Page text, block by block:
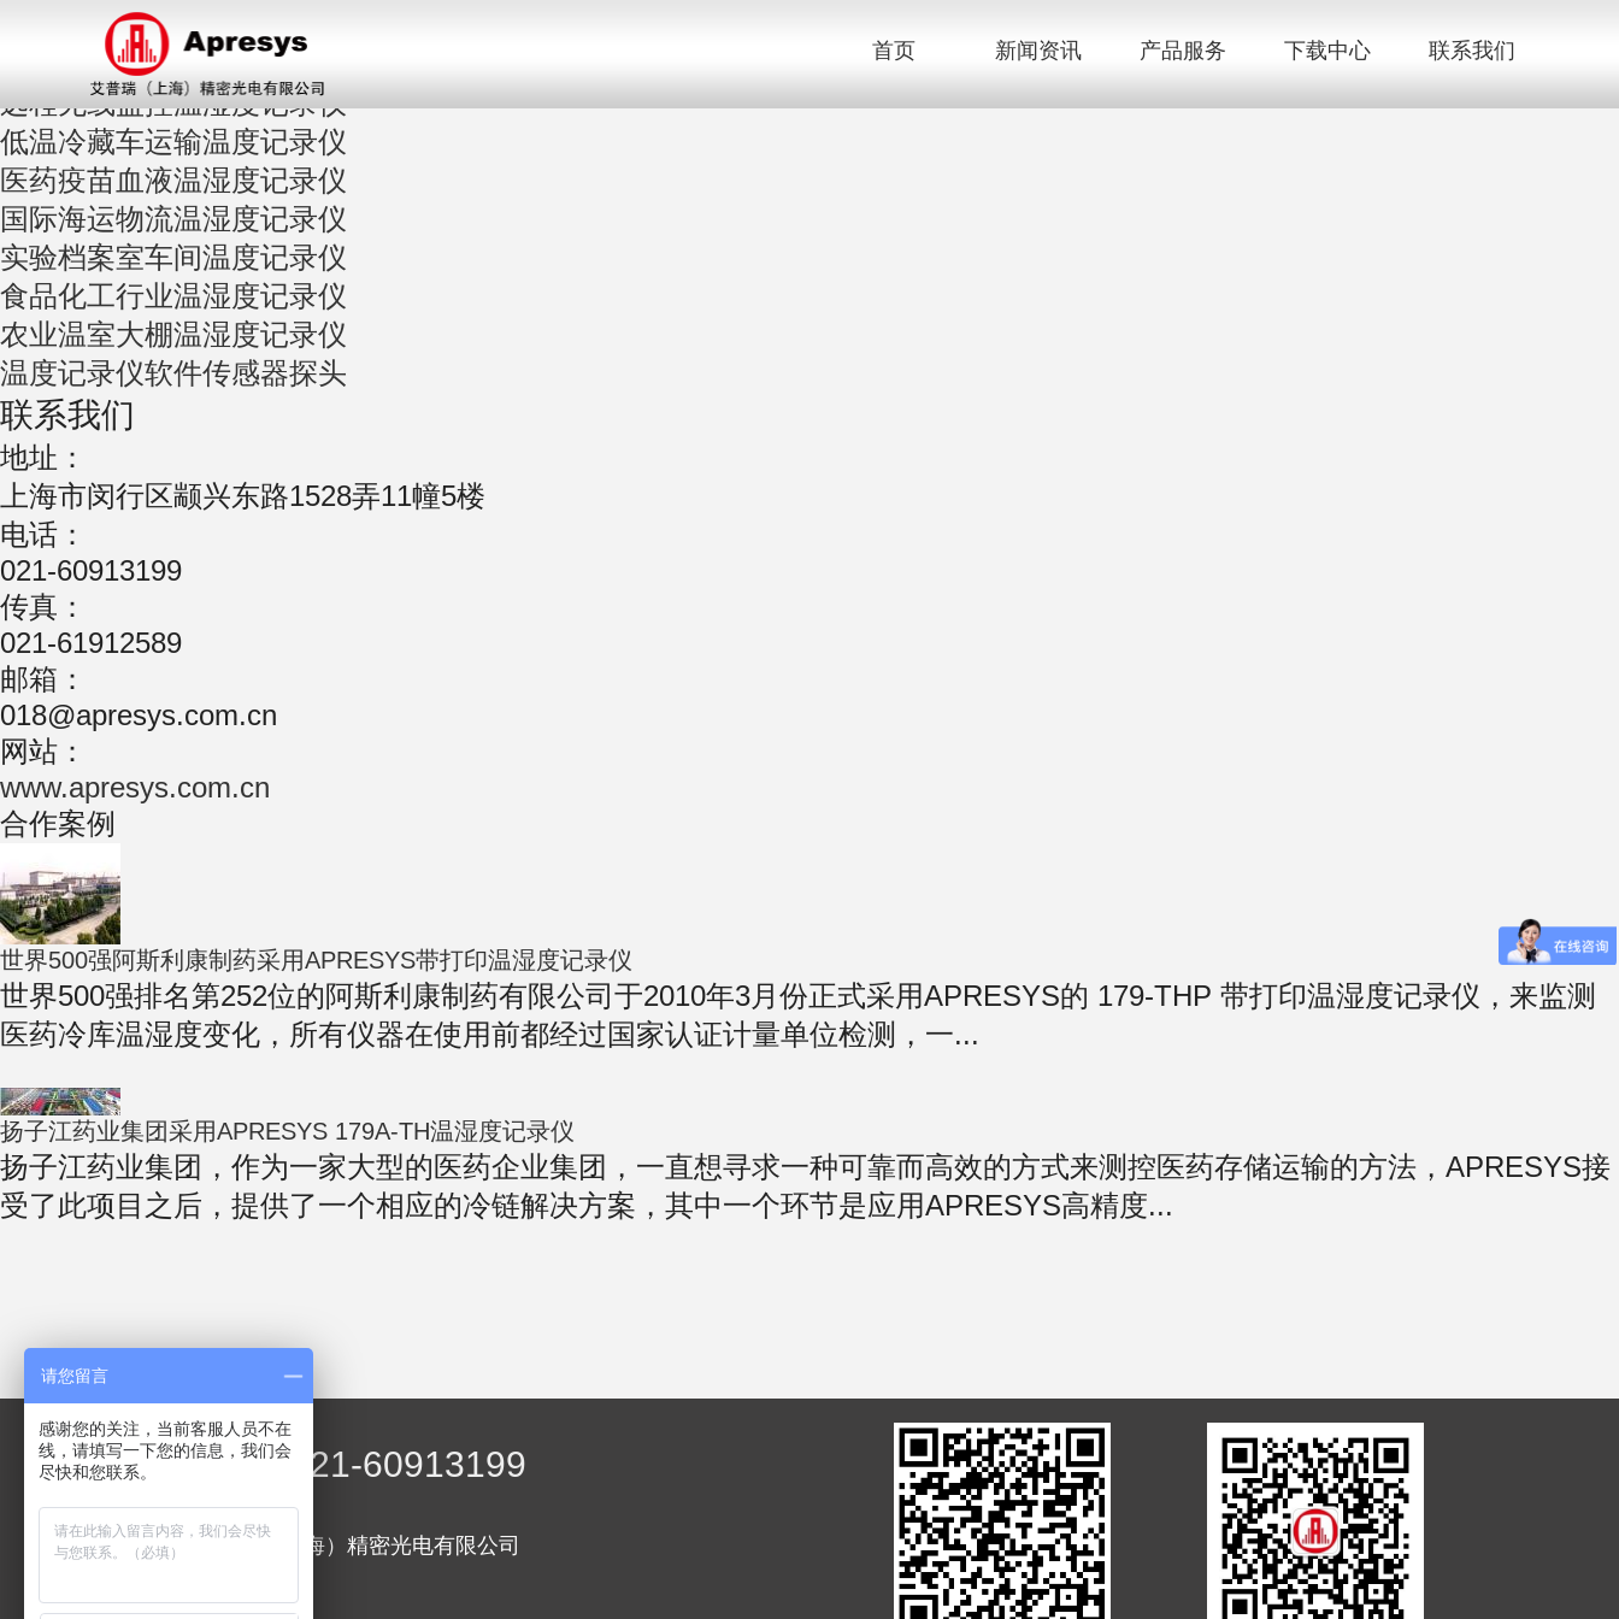
首页 新闻资讯 产品服务 下载中心 联系我们
当前位置：首页>合作案例>
应用导航
远程无线监控温湿度记录仪
低温冷藏车运输温度记录仪
医药疫苗血液温湿度记录仪
国际海运物流温湿度记录仪
实验档案室车间温度记录仪
食品化工行业温湿度记录仪
农业温室大棚温湿度记录仪
温度记录仪软件传感器探头
联系我们
地址：
上海市闵行区颛兴东路1528弄11幢5楼
电话：
021-60913199
传真：
021-61912589
邮箱：
018@apresys.com.cn
网站：
www.apresys.com.cn
合作案例
世界500强阿斯利康制药采用APRESYS带打印温湿度记录仪
世界500强排名第252位的阿斯利康制药有限公司于2010年3月份正式采用APRESYS的 179-THP 带打印温湿度记录仪，来监测
医药冷库温湿度变化，所有仪器在使用前都经过国家认证计量单位检测，一...
扬子江药业集团采用APRESYS 179A-TH温湿度记录仪
扬子江药业集团，作为一家大型的医药企业集团，一直想寻求一种可靠而高效的方式来测控医药存储运输的方法，APRESYS接
受了此项目之后，提供了一个相应的冷链解决方案，其中一个环节是应用APRESYS高精度...
021-60913199
艾普瑞（上海）精密光电有限公司
请您留言
感谢您的关注，当前客服人员不在
线，请填写一下您的信息，我们会
尽快和您联系。